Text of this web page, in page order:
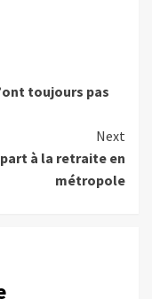
toujours pas
Next
à la retraite en
métropole